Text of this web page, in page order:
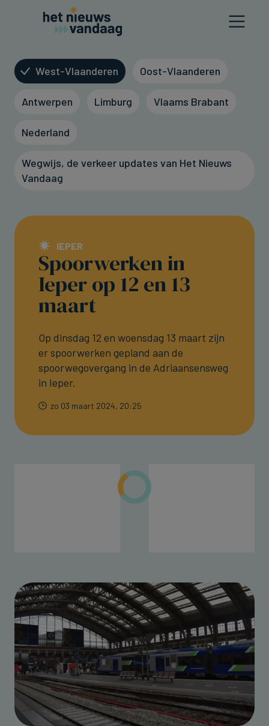
West-Vlaanderen Oost-Vlaanderen
Antwerpen Limburg Vlaams Brabant
Nederland
Wegwijs, de verkeer updates van Het Nieuws
Vandaag
IEPER
Spoorwerken in
Ieper op 12 en 13
maart
Op dinsdag 12 en woensdag 13 maart zijn
er spoorwerken gepland aan de
spoorwegovergang in de Adriaansensweg
in Ieper.
zo 03 maart 2024, 20:25